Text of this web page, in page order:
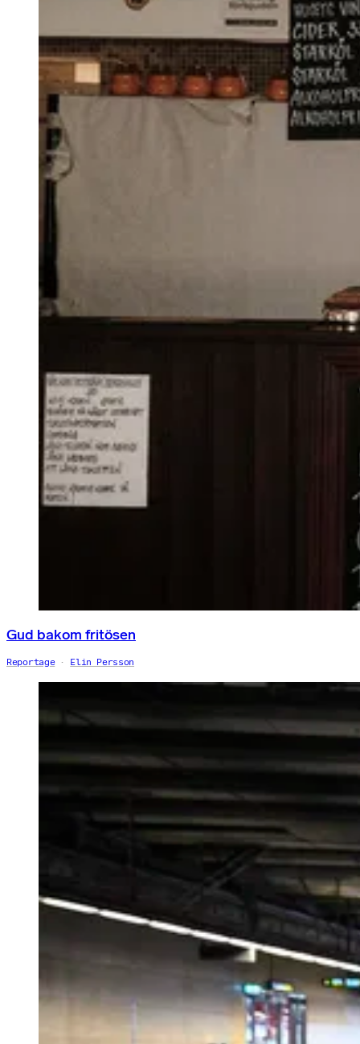
Gud bakom fritösen
Reportage Elin Persson